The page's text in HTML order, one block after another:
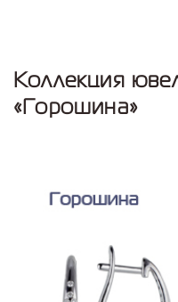
Коллекция
«Горошина»